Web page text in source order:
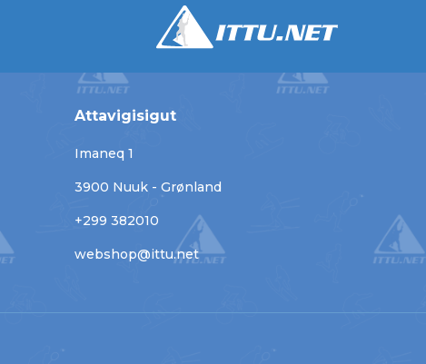
Attavigisigut
Imaneq 1
3900 Nuuk - Grønland
+299 382010
webshop@ittu.net